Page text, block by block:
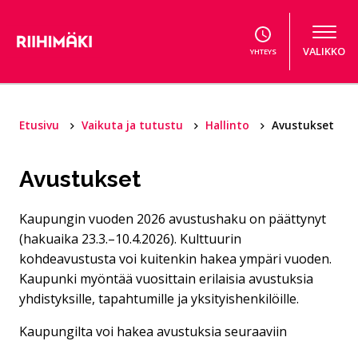
YHTEYS VALIKKO
Etusivu Vaikuta ja tutustu Hallinto Avustukset
Avustukset
Kaupungin vuoden 2026 avustushaku on päättynyt
(hakuaika 23.3.–10.4.2026). Kulttuurin
kohdeavustusta voi kuitenkin hakea ympäri vuoden.
Kaupunki myöntää vuosittain erilaisia avustuksia
yhdistyksille, tapahtumille ja yksityishenkilöille.
Kaupungilta voi hakea avustuksia seuraaviin